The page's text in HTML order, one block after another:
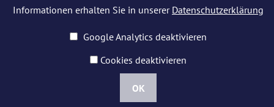
Informationen erhalten Sie in unserer Datenschutzerklärung
Google Analytics deaktivieren
Cookies deaktivieren
OK